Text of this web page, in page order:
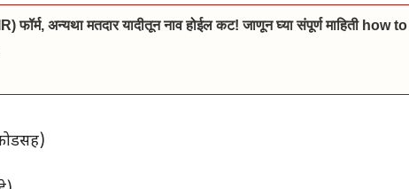
फॉर्म, अन्यथा मतदार यादीतून नाव होईल कट! जाणून घ्या संपूर्ण माहिती how to